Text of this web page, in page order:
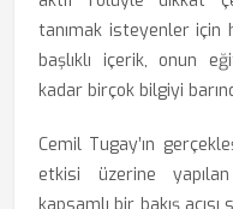
tanımak isteyenler için
başlıklı içerik, onun
kadar birçok bilgiyi
Cemil Tugay’ın
etkisi üzerine